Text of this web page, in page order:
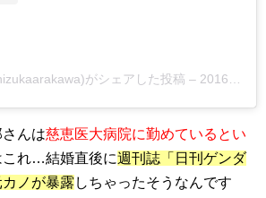
がシェアした投稿 – 2016年 7月月26日午後10時54分PDT
んは慈恵医大病院に勤めているとい
これ…結婚直後に週刊誌「日刊ゲンダ
ノが暴露 しちゃったそうなんです